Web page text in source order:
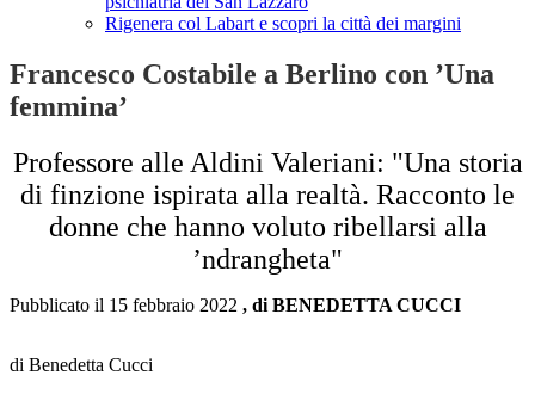
Rigenera col Labart e scopri la città dei margini
Francesco Costabile a Berlino con ’Una
femmina’
Professore alle Aldini Valeriani: "Una storia
di finzione ispirata alla realtà. Racconto le
donne che hanno voluto ribellarsi alla
’ndrangheta"
Pubblicato il 15 febbraio 2022 , di BENEDETTA CUCCI
di Benedetta Cucci